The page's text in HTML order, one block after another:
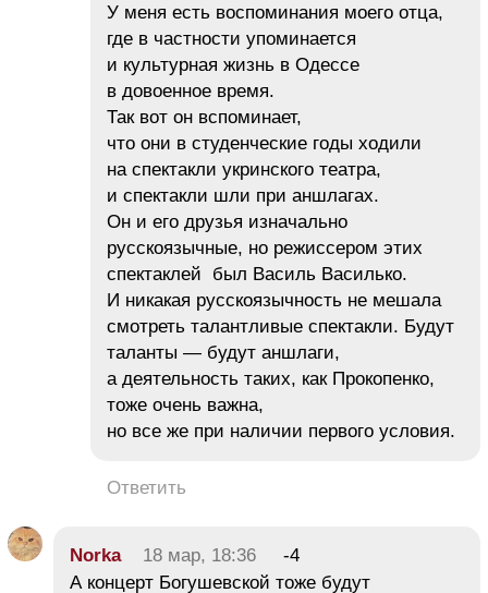
У меня есть воспоминания моего отца,
где в частности упоминается
и культурная жизнь в Одессе
в довоенное время.
Так вот он вспоминает,
что они в студенческие годы ходили
на спектакли укринского театра,
и спектакли шли при аншлагах.
Он и его друзья изначально
русскоязычные, но режиссером этих
спектаклей был Василь Василько.
И никакая русскоязычность не мешала
смотреть талантливые спектакли. Будут
таланты — будут аншлаги,
а деятельность таких, как Прокопенко,
тоже очень важна,
но все же при наличии первого условия.
Ответить
Norka 18 мар, 18:36
-4
А концерт Богушевской тоже будут